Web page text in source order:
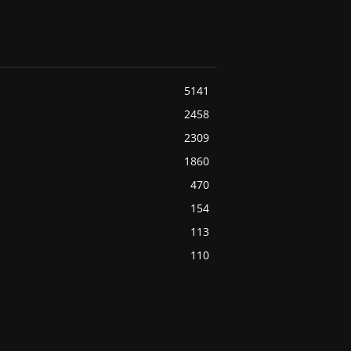
5141
2458
2309
1860
470
154
113
110